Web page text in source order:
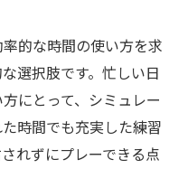
的な時間の使い方を求
選択肢です。忙しい日
にとって、シミュレー
時間でも充実した練習
れずにプレーできる点